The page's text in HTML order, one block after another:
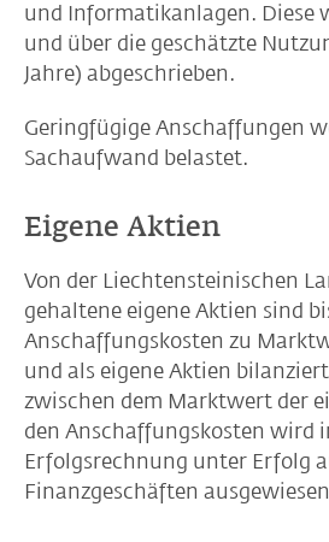
und Informatikanlagen. Diese
und über die geschätzte
Jahre) abgeschrieben.
Geringfügige Anschaffungen
Sachaufwand belastet.
Eigene Aktien
Von der Liechtensteinischen
gehaltene eigene Aktien sind
Anschaffungskosten zu
und als eigene Aktien
zwischen dem Marktwert der
den Anschaffungskosten wird
Erfolgsrechnung unter Erfolg
Finanzgeschäften